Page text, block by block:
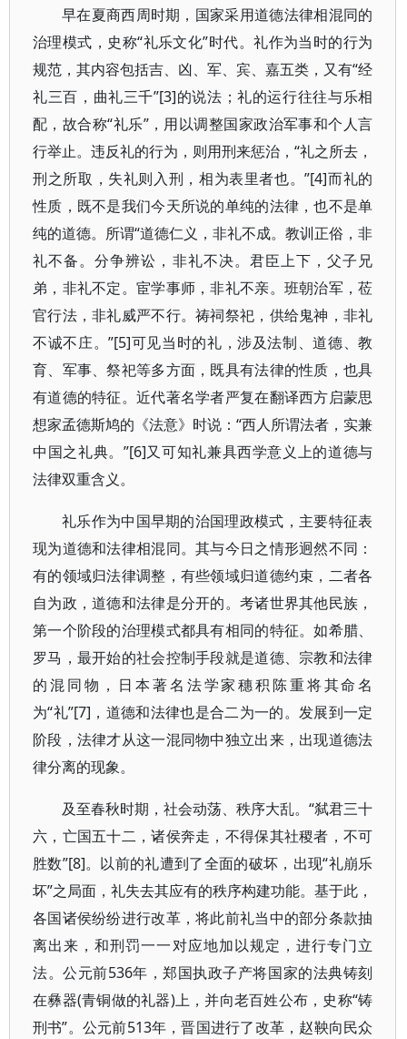
早在夏商西周时期，国家采用道德法律相混同的
治理模式，史称“礼乐文化”时代。礼作为当时的行为
规范，其内容包括吉、凶、军、宾、嘉五类，又有“经
礼三百，曲礼三千”[3]的说法；礼的运行往往与乐相
配，故合称“礼乐”，用以调整国家政治军事和个人言
行举止。违反礼的行为，则用刑来惩治，“礼之所去，
刑之所取，失礼则入刑，相为表里者也。”[4]而礼的
性质，既不是我们今天所说的单纯的法律，也不是单
纯的道德。所谓“道德仁义，非礼不成。教训正俗，非
礼不备。分争辨讼，非礼不决。君臣上下，父子兄
弟，非礼不定。宦学事师，非礼不亲。班朝治军，莅
官行法，非礼威严不行。祷祠祭祀，供给鬼神，非礼
不诚不庄。”[5]可见当时的礼，涉及法制、道德、教
育、军事、祭祀等多方面，既具有法律的性质，也具
有道德的特征。近代著名学者严复在翻译西方启蒙思
想家孟德斯鸠的《法意》时说：“西人所谓法者，实兼
中国之礼典。”[6]又可知礼兼具西学意义上的道德与
法律双重含义。
礼乐作为中国早期的治国理政模式，主要特征表
现为道德和法律相混同。其与今日之情形迥然不同：
有的领域归法律调整，有些领域归道德约束，二者各
自为政，道德和法律是分开的。考诸世界其他民族，
第一个阶段的治理模式都具有相同的特征。如希腊、
罗马，最开始的社会控制手段就是道德、宗教和法律
的混同物，日本著名法学家穗积陈重将其命名
为“礼”[7]，道德和法律也是合二为一的。发展到一定
阶段，法律才从这一混同物中独立出来，出现道德法
律分离的现象。
及至春秋时期，社会动荡、秩序大乱。“弑君三十
六，亡国五十二，诸侯奔走，不得保其社稷者，不可
胜数”[8]。以前的礼遭到了全面的破坏，出现“礼崩乐
坏”之局面，礼失去其应有的秩序构建功能。基于此，
各国诸侯纷纷进行改革，将此前礼当中的部分条款抽
离出来，和刑罚一一对应地加以规定，进行专门立
法。公元前536年，郑国执政子产将国家的法典铸刻
在彝器(青铜做的礼器)上，并向老百姓公布，史称“铸
刑书”。公元前513年，晋国进行了改革，赵鞅向民众